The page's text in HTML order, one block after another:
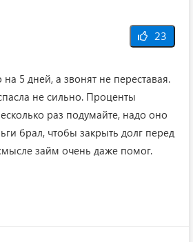
23
5 дней, а звонят не переставая.
не сильно. Проценты
раз подумайте, надо оно
брал, чтобы закрыть долг перед
займ очень даже помог.